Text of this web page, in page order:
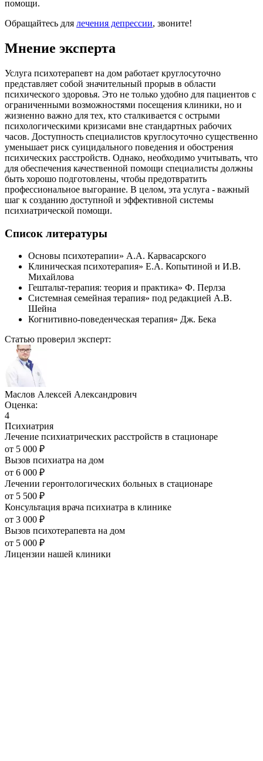
помощи.
Обращайтесь для лечения депрессии, звоните!
Мнение эксперта
Услуга психотерапевт на дом работает круглосуточно
представляет собой значительный прорыв в области
психического здоровья. Это не только удобно для пациентов с
ограниченными возможностями посещения клиники, но и
жизненно важно для тех, кто сталкивается с острыми
психологическими кризисами вне стандартных рабочих
часов. Доступность специалистов круглосуточно существенно
уменьшает риск суицидального поведения и обострения
психических расстройств. Однако, необходимо учитывать, что
для обеспечения качественной помощи специалисты должны
быть хорошо подготовлены, чтобы предотвратить
профессиональное выгорание. В целом, эта услуга - важный
шаг к созданию доступной и эффективной системы
психиатрической помощи.
Список литературы
Основы психотерапии» А.А. Карвасарского
Клиническая психотерапия» Е.А. Копытиной и И.В.
Михайлова
Гештальт-терапия: теория и практика» Ф. Перлза
Системная семейная терапия» под редакцией А.В.
Шейна
Когнитивно-поведенческая терапия» Дж. Бека
Статью проверил эксперт:
Маслов Алексей Александрович
Оценка:
4
Психиатрия
Лечение психиатрических расстройств в стационаре
от 5 000 ₽
Вызов психиатра на дом
от 6 000 ₽
Лечении геронтологических больных в стационаре
от 5 500 ₽
Консультация врача психиатра в клинике
от 3 000 ₽
Вызов психотерапевта на дом
от 5 000 ₽
Лицензии нашей клиники